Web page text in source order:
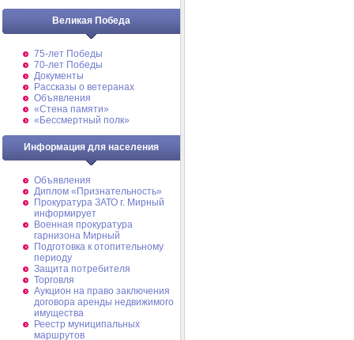
Великая Победа
75-лет Победы
70-лет Победы
Документы
Рассказы о ветеранах
Объявления
«Стена памяти»
«Бессмертный полк»
Информация для населения
Объявления
Диплом «Признательность»
Прокуратура ЗАТО г. Мирный
информирует
Военная прокуратура
гарнизона Мирный
Подготовка к отопительному
периоду
Защита потребителя
Торговля
Аукцион на право заключения
договора аренды недвижимого
имущества
Реестр муниципальных
маршрутов